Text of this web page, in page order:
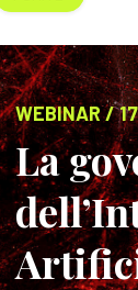
WEBINAR /
La